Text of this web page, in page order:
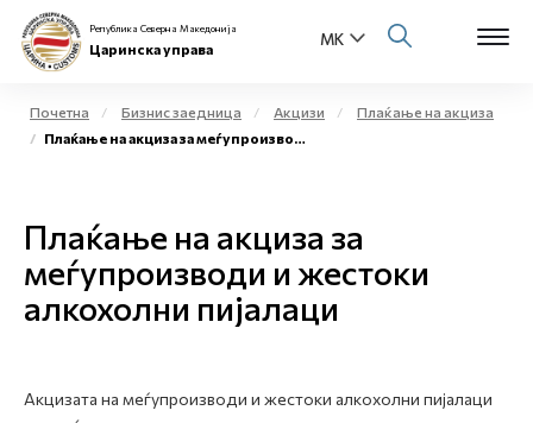
Физички лица
Бизнис заедница
Open
Медиа центар
Република Северна Македонија
Царинска управа
Почетна Бизнис заедница Акцизи
Плаќање на акциза
Плаќање на акциза за меѓупроизводи и жестоки алкохолни пијалаци
Плаќање на акциза за
меѓупроизводи и жестоки
алкохолни пијалаци
Акцизата на меѓупроизводи и жестоки алкохолни пијалаци